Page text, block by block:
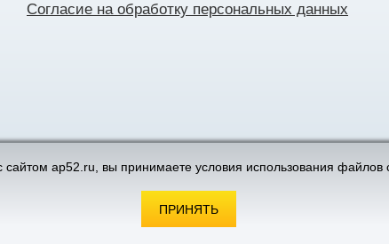
Согласие на обработку персональных данных
сайтом ap52.ru, вы принимаете условия использования файлов
ПРИНЯТЬ